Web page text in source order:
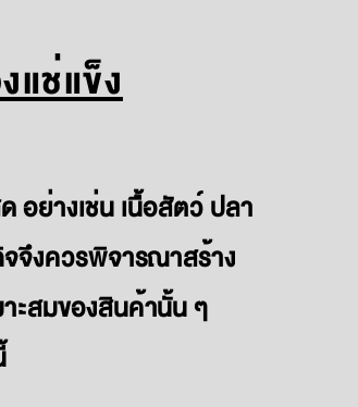
แช่แข็ง
ย่างเช่น เนื้อสัตว์ ปลา
จจึงควรพิจารณาสร้าง
ะสมของสินค้านั้น ๆ